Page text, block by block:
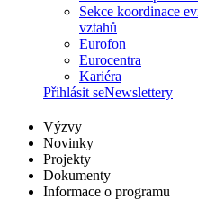
Sekce koordinace
vztahů
Eurofon
Eurocentra
Kariéra
Přihlásit seNewslettery
Výzvy
Novinky
Projekty
Dokumenty
Informace o programu